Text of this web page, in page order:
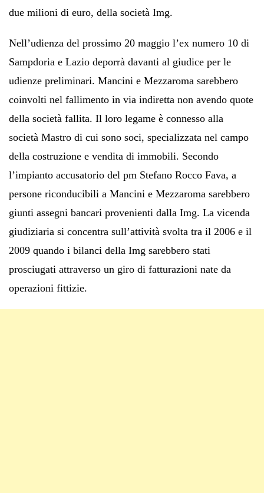
due milioni di euro, della società Img.
Nell’udienza del prossimo 20 maggio l’ex numero 10 di
Sampdoria e Lazio deporrà davanti al giudice per le
udienze preliminari. Mancini e Mezzaroma sarebbero
coinvolti nel fallimento in via indiretta non avendo quote
della società fallita. Il loro legame è connesso alla
società Mastro di cui sono soci, specializzata nel campo
della costruzione e vendita di immobili. Secondo
l’impianto accusatorio del pm Stefano Rocco Fava, a
persone riconducibili a Mancini e Mezzaroma sarebbero
giunti assegni bancari provenienti dalla Img. La vicenda
giudiziaria si concentra sull’attività svolta tra il 2006 e il
2009 quando i bilanci della Img sarebbero stati
prosciugati attraverso un giro di fatturazioni nate da
operazioni fittizie.